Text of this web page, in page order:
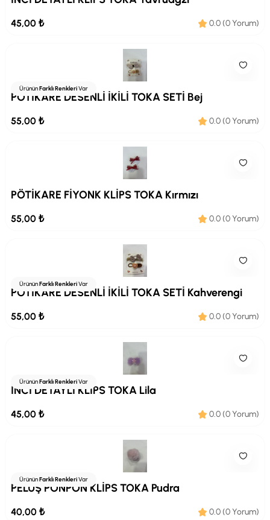
45,00 ₺ 0.0 (0 Yorum)
ÜrününFarklı RenkleriVar
PÖTİKARE DESENLİ İKİLİ TOKA SETİ Bej
55,00 ₺ 0.0 (0 Yorum)
PÖTİKARE FİYONK KLİPS TOKA Kırmızı
55,00 ₺ 0.0 (0 Yorum)
ÜrününFarklı RenkleriVar
PÖTİKARE DESENLİ İKİLİ TOKA SETİ Kahverengi
55,00 ₺ 0.0 (0 Yorum)
ÜrününFarklı RenkleriVar
İNCİ DETAYLI KLİPS TOKA Lila
45,00 ₺ 0.0 (0 Yorum)
ÜrününFarklı RenkleriVar
PELUŞ PONPON KLİPS TOKA Pudra
40,00 ₺ 0.0 (0 Yorum)